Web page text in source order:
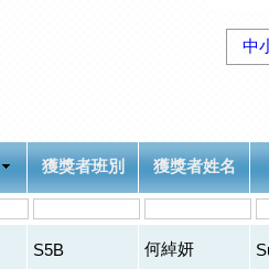
中
獲獎者班別 獲獎者姓名
S5B 何綽妍